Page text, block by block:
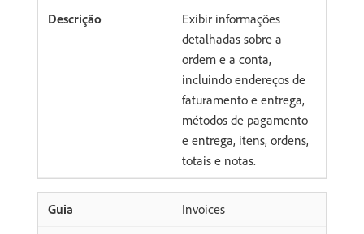
Exibir informações
detalhadas sobre a
ordem e a conta,
incluindo endereços de
faturamento e entrega,
métodos de pagamento
e entrega, itens, ordens,
totais e notas.
Invoices